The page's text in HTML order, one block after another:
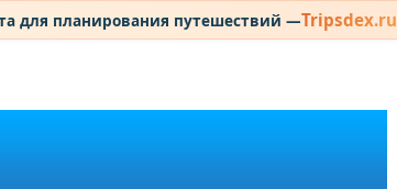
для планирования путешествий —Tripsdex.ru